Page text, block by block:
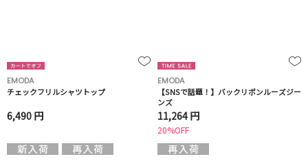
EMODA
チェックフリルシャツトップ
6,490 円
EMODA
【SNSで話題！】バックリボンルーズジー
ンズ
11,264 円
20%OFF